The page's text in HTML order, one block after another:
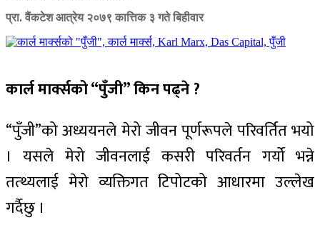
प्रा. वैंकटेश आत्रेय २०७९ कात्तिक ३ गते बिहीवार
कार्ल मार्क्सको “पुँजी” किन पढ्ने ?
“पुँजी”को अध्ययनले मेरो जीवन पूर्णरूपले परिवर्तित भयो
। यसले मेरो जीवनलाई कसरी परिवर्तन गर्यो भन्ने
तत्थ्यलाई मेरो व्यक्तिगत टिपोटको आधारमा उल्लेख
गर्दैछु ।